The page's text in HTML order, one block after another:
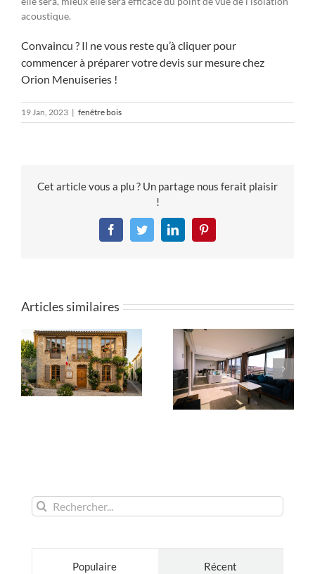
acoustique.
Convaincu ? Il ne vous reste qu’à cliquer pour
commencer à préparer votre devis sur mesure chez
Orion Menuiseries !
19 Jan, 2023 | fenêtre bois
Cet article vous a plu ? Un partage nous ferait plaisir
!
FacebookTwitterLinkedInPinterest
Articles similaires
Rechercher:
Populaire Récent